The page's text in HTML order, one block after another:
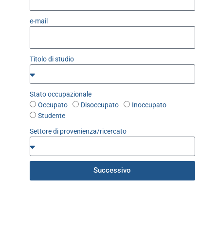
e-mail
Titolo di studio
Stato occupazionale
Occupato
Disoccupato
Inoccupato
Studente
Settore di provenienza/ricercato
Successivo